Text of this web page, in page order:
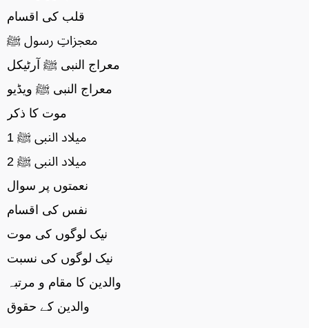
قلب کی اقسام
معجزاتِ رسول ﷺ
معراج النبی ﷺ آرٹیکل
معراج النبی ﷺ ویڈیو
موت کا ذکر
میلاد النبی ﷺ 1
میلاد النبی ﷺ 2
نعمتوں پر سوال
نفس کی اقسام
نیک لوگوں کی موت
نیک لوگوں کی نسبت
والدین کا مقام و مرتبہ
والدین کے حقوق